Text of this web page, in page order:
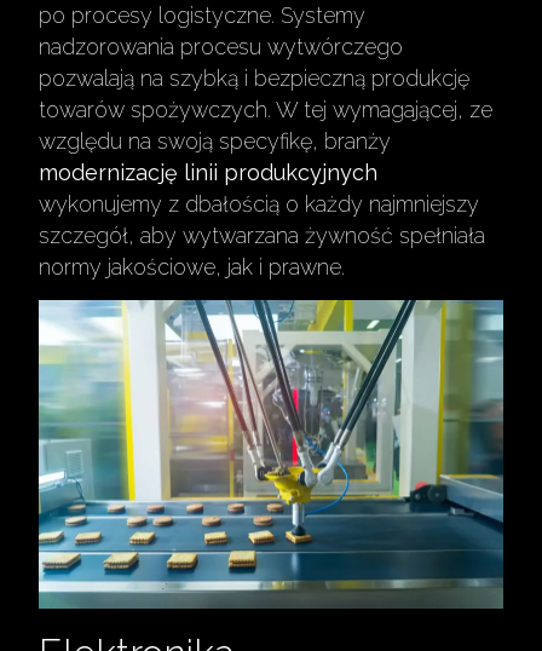
po procesy logistyczne. Systemy
nadzorowania procesu wytwórczego
pozwalają na szybką i bezpieczną produkcję
towarów spożywczych. W tej wymagającej, ze
względu na swoją specyfikę, branży
modernizację linii produkcyjnych
wykonujemy z dbałością o każdy najmniejszy
szczegół, aby wytwarzana żywność spełniała
normy jakościowe, jak i prawne.